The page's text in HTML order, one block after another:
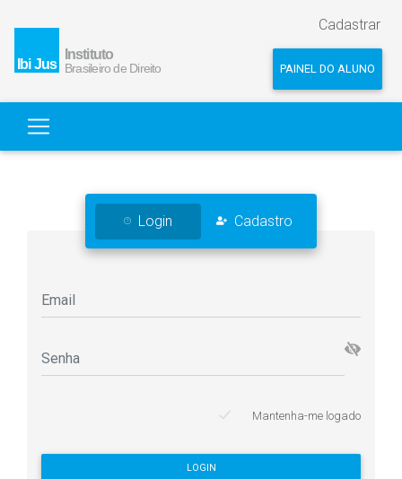
Cadastrar
PAINEL DO ALUNO
Login Cadastro
Mantenha-me logado
LOGIN